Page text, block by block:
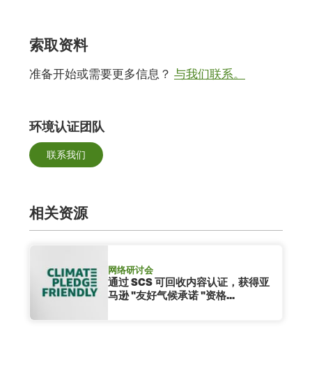
索取资料
准备开始或需要更多信息？ 与我们联系。
环境认证团队
联系我们
相关资源
网络研讨会
通过 SCS 可回收内容认证，获得亚
马逊 "友好气候承诺 "资格...